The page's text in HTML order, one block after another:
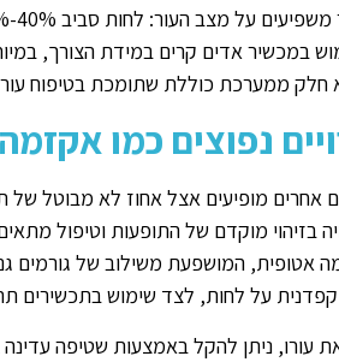
במכשיר אדים קרים במידת הצורך,
ממערכת כוללת שתומכת בטיפוח עור
נפוצים כמו אקזמה
אחרים מופיעים אצל אחוז לא מבוטל של
בזיהוי מוקדם של התופעות וטיפול
אטופית, המושפעת משילוב של גורמים
על לחות, לצד שימוש בתכשירים
עורו, ניתן להקל באמצעות שטיפה